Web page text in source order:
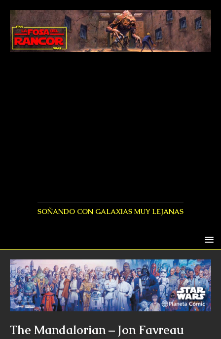
SOÑANDO CON GALAXIAS MUY LEJANAS
The Mandalorian – Jon Favreau